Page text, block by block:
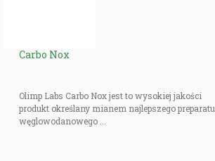
Carbo Nox
Olimp Labs Carbo Nox jest to wysokiej jakości
produkt określany mianem najlepszego preparatu
węglowodanowego ...